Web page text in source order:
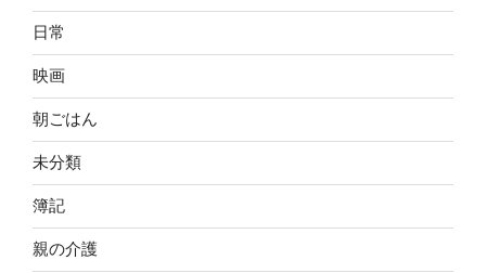
日常
映画
朝ごはん
未分類
簿記
親の介護